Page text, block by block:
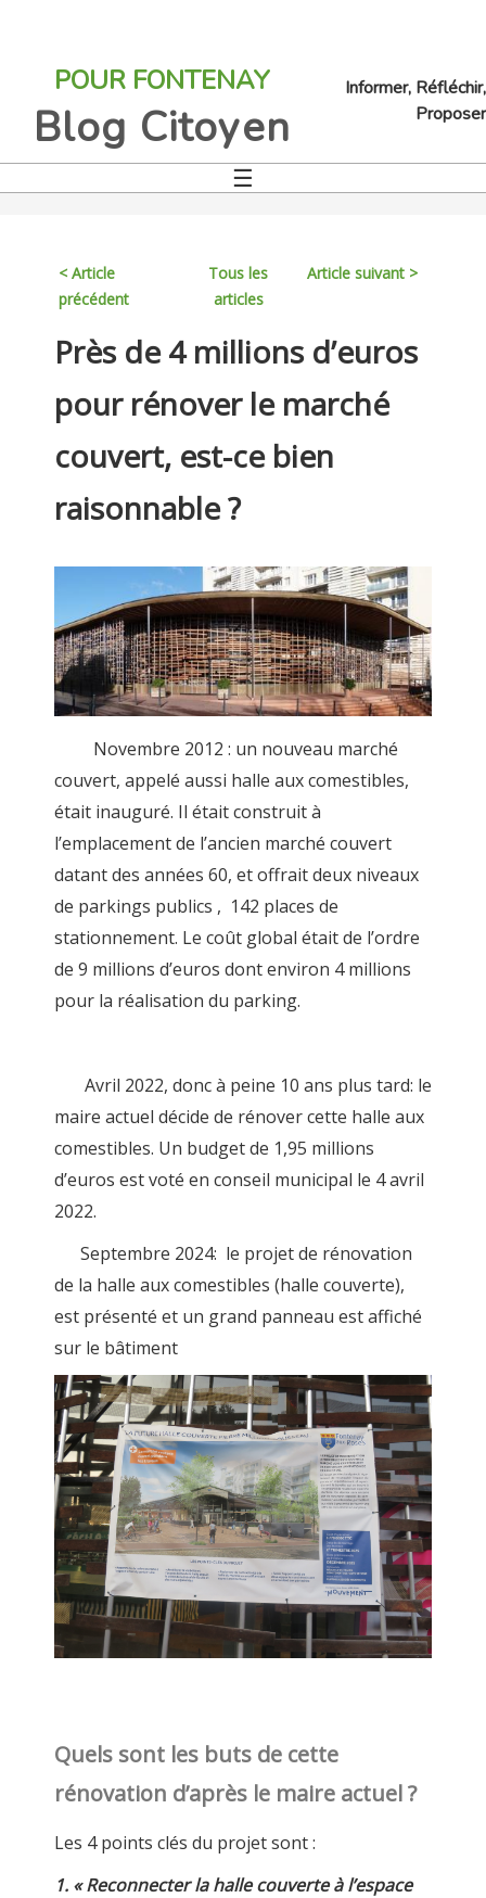
navigationPOUR FONTENAY
Blog Citoyen
Informer, Réfléchir,
Proposer
☰
< Article
précédent
Tous les
articles
Article suivant >
Back
toPrès de 4 millions d’euros
pour rénover le marché
couvert, est-ce bien
raisonnable ?
Novembre 2012 : un nouveau marché
couvert, appelé aussi halle aux comestibles,
était inauguré. Il était construit à
l’emplacement de l’ancien marché couvert
datant des années 60, et offrait deux niveaux
de parkings publics , 142 places de
stationnement. Le coût global était de l’ordre
de 9 millions d’euros dont environ 4 millions
pour la réalisation du parking.
Avril 2022, donc à peine 10 ans plus tard: le
maire actuel décide de rénover cette halle aux
comestibles. Un budget de 1,95 millions
d’euros est voté en conseil municipal le 4 avril
2022.
Septembre 2024: le projet de rénovation
de la halle aux comestibles (halle couverte),
est présenté et un grand panneau est affiché
sur le bâtiment
Quels sont les buts de cette
rénovation d’après le maire actuel ?
Les 4 points clés du projet sont :
1. « Reconnecter la halle couverte à l’espace